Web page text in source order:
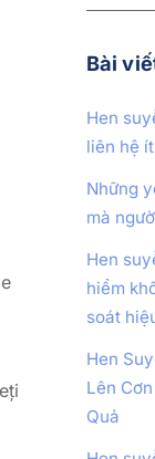
Bài
Hen
liên hệ
Những
mà
Hen
hiểm
soát
Hen
Lên
Quả